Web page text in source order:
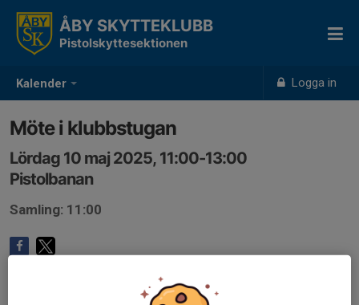
Kalender Logga in
ÅBY SKYTTEKLUBB
Pistolskyttesektionen
Möte i klubbstugan
Lördag 10 maj 2025, 11:00-13:00
Pistolbanan
Samling: 11:00